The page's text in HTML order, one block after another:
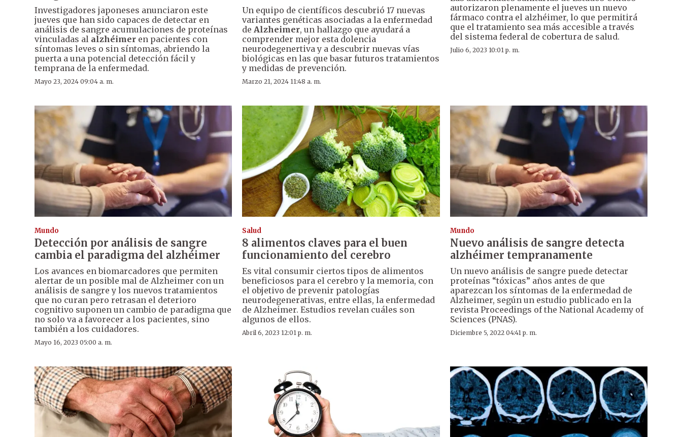
Investigadores japoneses anunciaron este
jueves que han sido capaces de detectar en
análisis de sangre acumulaciones de proteínas
vinculadas al alzhéimer en pacientes con
síntomas leves o sin síntomas, abriendo la
puerta a una potencial detección fácil y
temprana de la enfermedad.
Mayo 23, 2024 09:04 a. m.
Un equipo de científicos descubrió 17 nuevas
variantes genéticas asociadas a la enfermedad
deAlzheimer, un hallazgo que ayudará a
comprender mejor esta dolencia
neurodegenertiva y a descubrir nuevas vías
biológicas en las que basar futuros tratamientos
y medidas de prevención.
Marzo 21, 2024 11:48 a. m.
autorizaron plenamente el jueves un nuevo
fármaco contra el alzhéimer, lo que permitirá
que el tratamiento sea más accesible a través
del sistema federal de cobertura de salud.
Julio 6, 2023 10:01 p. m.
Mundo
Detección por análisis de sangre
cambia el paradigma del alzhéimer
Los avances en biomarcadores que permiten
alertar de un posible mal de Alzheimer con un
análisis de sangre y los nuevos tratamientos
que no curan pero retrasan el deterioro
cognitivo suponen un cambio de paradigma que
no solo va a favorecer a los pacientes, sino
también a los cuidadores.
Mayo 16, 2023 05:00 a. m.
Salud
8 alimentos claves para el buen
funcionamiento del cerebro
Es vital consumir ciertos tipos de alimentos
beneficiosos para el cerebro y la memoria, con
el objetivo de prevenir patologías
neurodegenerativas, entre ellas, la enfermedad
de Alzheimer. Estudios revelan cuáles son
algunos de ellos.
Abril 6, 2023 12:01 p. m.
Mundo
Nuevo análisis de sangre detecta
alzhéimer tempranamente
Un nuevo análisis de sangre puede detectar
proteínas “tóxicas” años antes de que
aparezcan los síntomas de la enfermedad de
Alzheimer, según un estudio publicado en la
revista Proceedings of the National Academy of
Sciences (PNAS).
Diciembre 5, 2022 04:41 p. m.